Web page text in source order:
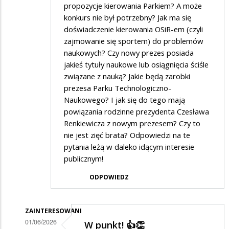
propozycje kierowania Parkiem? A może
konkurs nie był potrzebny? Jak ma się
doświadczenie kierowania OSiR-em (czyli
zajmowanie się sportem) do problemów
naukowych? Czy nowy prezes posiada
jakieś tytuły naukowe lub osiągnięcia ściśle
związane z nauką? Jakie będą zarobki
prezesa Parku Technologiczno-
Naukowego? I jak się do tego mają
powiązania rodzinne prezydenta Czesława
Renkiewicza z nowym prezesem? Czy to
nie jest zięć brata? Odpowiedzi na te
pytania leżą w daleko idącym interesie
publicznym!
ODPOWIEDZ
ZAINTERESOWANI
01/06/2026 W punkt! 👍👏